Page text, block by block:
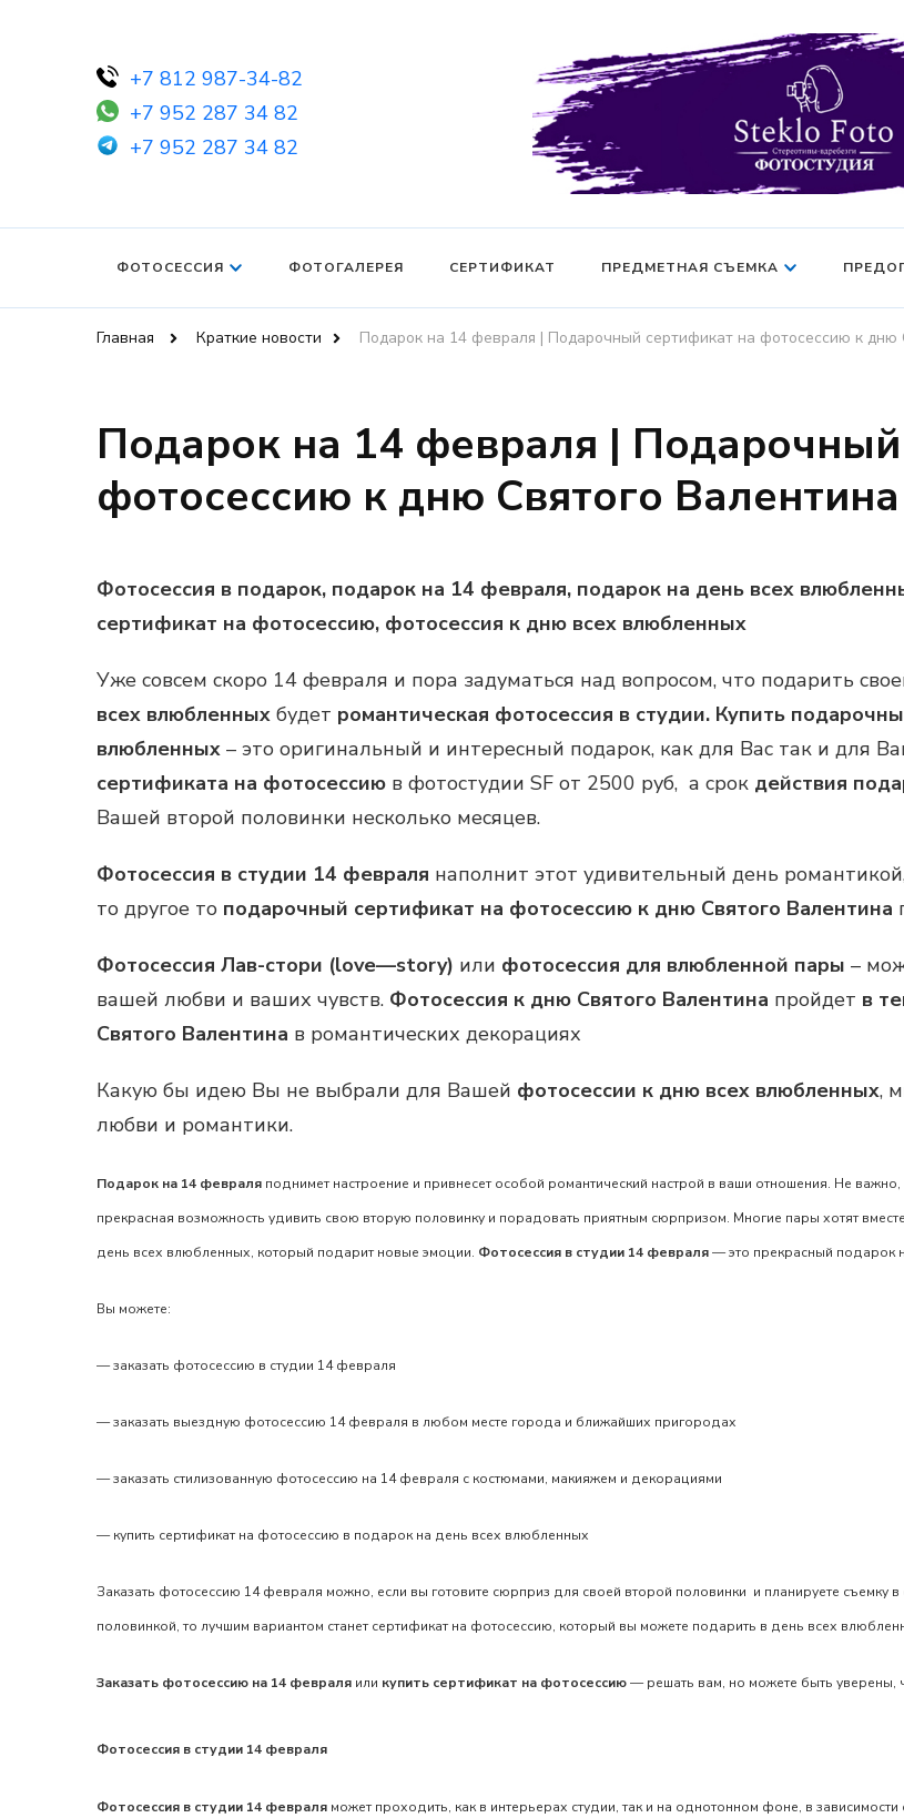
+7 812 987-34-82
+7 952 287 34 82
+7 952 287 34 82
ФОТОСЕССИЯ ФОТОГАЛЕРЕЯ СЕРТИФИКАТ ПРЕДМЕТНАЯ СЪЕМКА
Главная Краткие новости Подарок на 14 февраля | Подарочный сертификат на фотосессию к дню
Подарок на 14 февраля |
фотосессию к дню Святого Валентина
Фотосессия в подарок, подарок на 14 февраля, подарок на день всех
сертификат на фотосессию, фотосессия к дню всех влюбленных
Уже совсем скоро 14 февраля и пора задуматься над вопросом, что подарить
всех влюбленных будет романтическая фотосессия в студии. Купить
влюбленных – это оригинальный и интересный подарок, как для Вас так и для
сертификата на фотосессию в фотостудии SF от 2500 руб, а срок действия
Вашей второй половинки несколько месяцев.
Фотосессия в студии 14 февраля наполнит этот удивительный день
то другое то подарочный сертификат на фотосессию к дню Святого Валентина
Фотосессия Лав-стори (love—story) или фотосессия для влюбленной пары –
вашей любви и ваших чувств. Фотосессия к дню Святого Валентина пройдет в
Святого Валентина в романтических декорациях
Какую бы идею Вы не выбрали для Вашей фотосессии к дню всех влюбленных,
любви и романтики.
Подарок на 14 февраля поднимет настроение и привнесет особой романтический настрой в ваши отношения. Не важно,
прекрасная возможность удивить свою вторую половинку и порадовать приятным сюрпризом. Многие пары хотят
день всех влюбленных, который подарит новые эмоции. Фотосессия в студии 14 февраля— это прекрасный подарок
Вы можете:
—заказать фотосессию в студии 14 февраля
—заказать выездную фотосессию 14 февраля в любом месте города и ближайших пригородах
—заказать стилизованную фотосессию на 14 февраля с костюмами, макияжем и декорациями
—купить сертификат на фотосессию в подарокна день всех влюбленных
Заказать фотосессию 14 февраля можно, если вы готовите сюрприз для своей второй половинки и планируете съемку
половинкой, то лучшим вариантом станетсертификат на фотосессию, который вы можете подарить в день всех
Заказать фотосессию на 14 февраля или купить сертификат на фотосессию— решать вам, но можете быть уверены,
Фотосессия в студии 14 февраля
Фотосессия в студии 14 февраля может проходить, как в интерьерах студии, так и на однотонном фоне, в